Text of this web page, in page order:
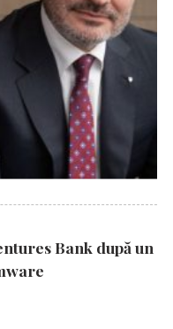
Bank după un